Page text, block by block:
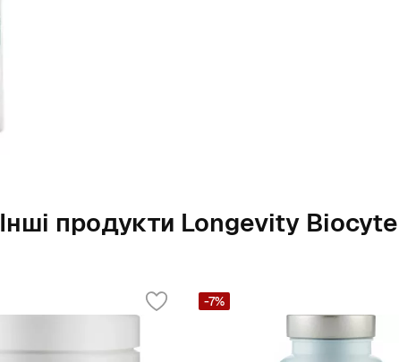
Інші продукти Longevity Biocyte
-7%